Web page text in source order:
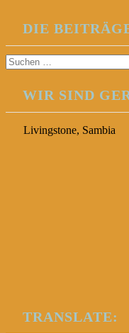
DIE
Suchen
nach:
WIR SIND
Livingstone, Sambia
TRANSLATE: